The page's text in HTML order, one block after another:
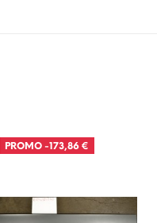
PROMO -173,86 €